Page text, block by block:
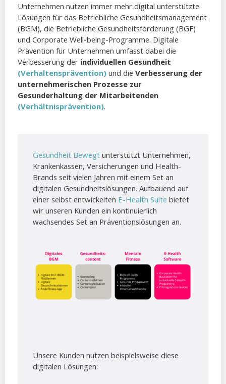
Unternehmen nutzen immer mehr digital unterstützte
Lösungen für das Betriebliche Gesundheitsmanagement
(BGM), die Betriebliche Gesundheitsförderung (BGF)
und Corporate Well-being-Programme. Digitale
Prävention für Unternehmen umfasst dabei die
Verbesserung der individuellen Gesundheit
(Verhaltensprävention) und die Verbesserung der
unternehmerischen Prozesse zur
Gesunderhaltung der Mitarbeitenden
(Verhältnisprävention).
Gesundheit Bewegt unterstützt Unternehmen,
Krankenkassen, Versicherungen und Health-
Brands seit vielen Jahren mit einem Set an
digitalen Gesundheitslösungen. Aufbauend auf
einer selbst entwickelten E-Health Suite bietet
wir unseren Kunden ein kontinuierlich
wachsendes Set an Präventionslösungen an.
Unsere Kunden nutzen beispielsweise diese
digitalen Lösungen: